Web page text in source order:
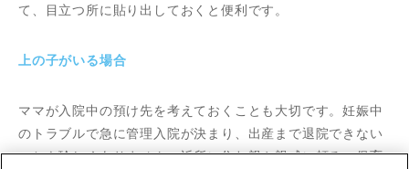
て、目立つ所に貼り出しておくと便利です。
上の子がいる場合
ママが入院中の預け先を考えておくことも大切です。妊娠中
のトラブルで急に管理入院が決まり、出産まで退院できない
ことも珍しくありません。近所に住む親や親戚に頼る、保育